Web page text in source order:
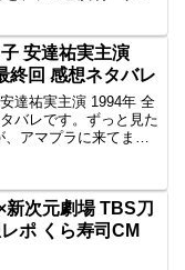
片隅のアパートでル
るとい...
安達祐実主演
終回 感想ネタバレ
達祐実主演 1994年 全
バレです。ずっと見た
アマプラに来てまし
はなぜか便所おにぎり
新次元劇場 TBS刀
ポ くら寿司CM